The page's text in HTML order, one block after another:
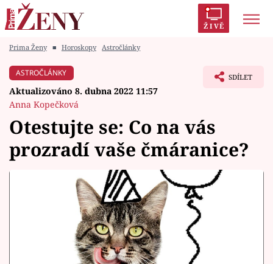
ŽIVĚ
Módní alarm
Témata
Prima Ženy ■ Horoskopy Astročlánky
ASTROČLÁNKY
Aktualizováno 8. dubna 2022 11:57
Anna Kopečková
SDÍLET
Otestujte se: Co na vás
prozradí vaše čmáranice?